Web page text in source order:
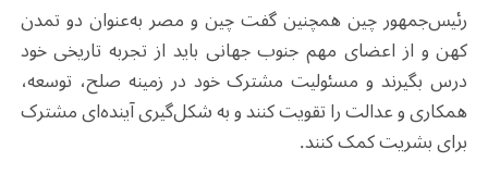
رئیس‌جمهور چین همچنین گفت چین و مصر به‌عنوان دو تمدن
کهن و از اعضای مهم جنوب جهانی باید از تجربه تاریخی خود
درس بگیرند و مسئولیت مشترک خود در زمینه صلح، توسعه،
همکاری و عدالت را تقویت کنند و به شکل‌گیری آینده‌ای مشترک
برای بشریت کمک کنند.